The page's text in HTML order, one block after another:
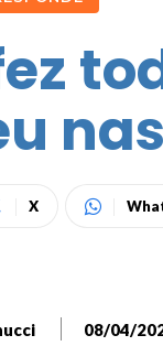
X
08/04/